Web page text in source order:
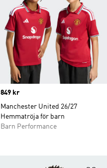
Price
849 kr
Manchester United 26/27
Hemmatröja för barn
Barn Performance